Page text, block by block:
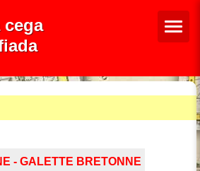
cega
- GALETTE BRETONNE